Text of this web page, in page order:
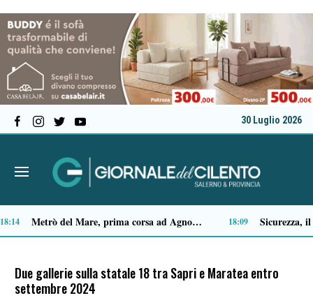
30 Luglio 2026
Premio Terre del Bussento, si alza il sipario: stasera Roberto Fico apre l’11ª edizione 14:35 Capaccio Paestum spazio di legalità: oltre 43 ettari di beni confiscati destinati a progetti sociali
Due gallerie sulla statale 18 tra Sapri e Maratea entro
settembre 2024